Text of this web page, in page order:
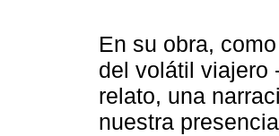
En su obra,
del volátil viajero
relato, una
nuestra